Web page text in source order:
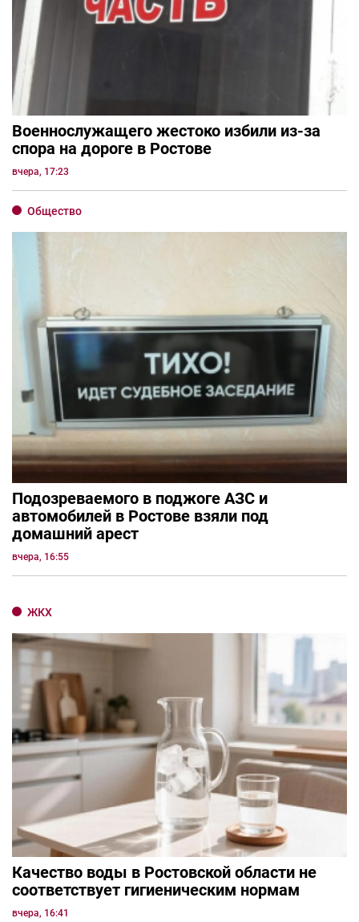
Военнослужащего жестоко избили из-за
спора на дороге в Ростове
вчера, 17:23
Общество
Подозреваемого в поджоге АЗС и
автомобилей в Ростове взяли под
домашний арест
вчера, 16:55
ЖКХ
Качество воды в Ростовской области не
соответствует гигиеническим нормам
вчера, 16:41